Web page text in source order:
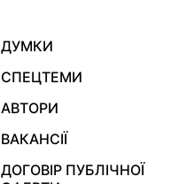
ДУМКИ
СПЕЦТЕМИ
АВТОРИ
ВАКАНСІЇ
ДОГОВІР ПУБЛІЧНОЇ